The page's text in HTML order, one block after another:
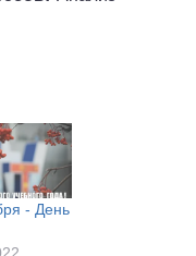
- День